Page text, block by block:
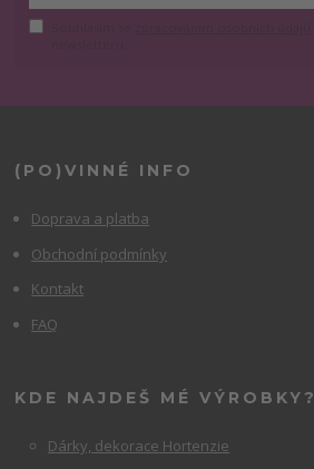
(PO)VINNÉ INFO
Doprava a platba
Obchodní podmínky
Kontakt
FAQ
KDE NAJDEŠ MÉ VÝROBKY?
Dárky, dekorace Hortenzie